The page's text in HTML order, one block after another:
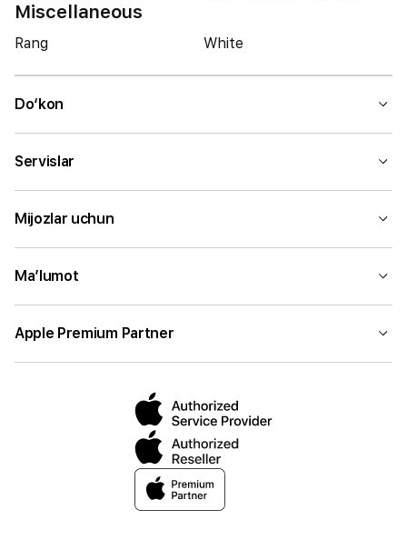
Miscellaneous
Rang White
Do‘kon
Servislar
Mijozlar uchun
Ma’lumot
Apple Premium Partner